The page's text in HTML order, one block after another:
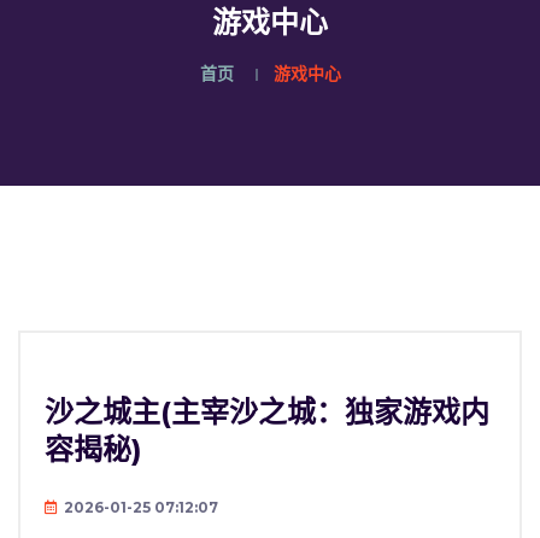
游戏中心
首页 游戏中心
沙之城主(主宰沙之城：独家游戏内
容揭秘)
2026-01-25 07:12:07